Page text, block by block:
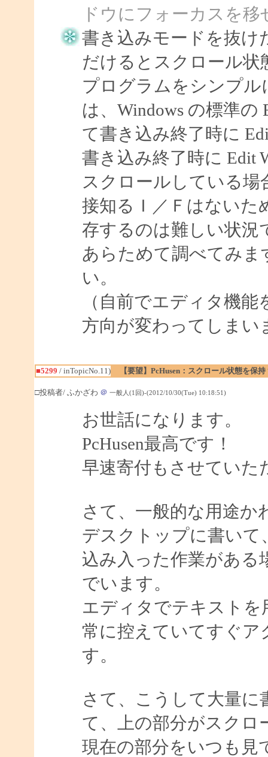
ドウにフォーカスを
書き込みモードを抜け
だけるとスクロール状
プログラムをシンプ
は、Windows の標準
て書き込み終了時に
書き込み終了時に Edit
スクロールしている
接知るＩ／Ｆはないた
存するのは難しい状況
あらためて調べてみ
い。
（自前でエディタ機
方向が変わってしまい
■5299 / inTopicNo.11) 【要望】PcHusen：スクロール状態を保持
□投稿者/ ふかざわ ＠ 一般人(1回)-(2012/10/30(Tue) 10:18:51)
お世話になります。
PcHusen最高です！
早速寄付もさせていた
さて、一般的な用途か
デスクトップに書いて
込み入った作業がある
でいます。
エディタでテキストを
常に控えていてすぐ
す。
さて、こうして大量
て、上の部分がスクロ
現在の部分をいつも見